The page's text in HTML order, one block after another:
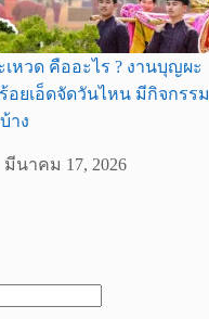
หวด คืออะไร ? งานบุญผะ
อยเอ็ดจัดวันไหน มีกิจกรรม
าง
มีนาคม 17, 2026